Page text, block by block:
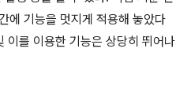
에 기능을 멋지게 적용해 놓았다
이를 이용한 기능은 상당히 뛰어나